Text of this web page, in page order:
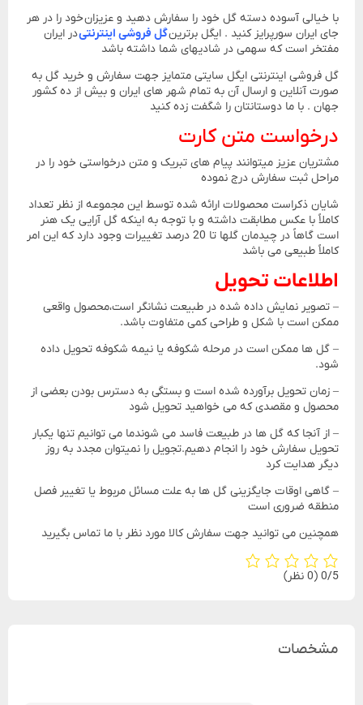
با خیالی آسوده دسته گل خود را سفارش دهید و عزیزان خود را در هر
جای ایران سورپرایز کنید . ایگل برترینگل فروشی اینترنتیدر ایران
مفتخر است که سهمی در شادیهای شما داشته باشد
گل فروشی اینترنتی ایگل سایتی متمایز جهت سفارش و خرید گل به
صورت آنلاین و ارسال آن به تمام شهر های ایران و بیش از ده کشور
جهان . با ما دوستانتان را شگفت زده کنید
درخواست متن کارت
مشتریان عزیز میتوانند پیام های تبریک و متن درخواستی خود را در
مراحل ثبت سفارش درج نموده
شایان ذکراست محصولات ارائه شده توسط این مجموعه از نظر تعداد
کاملاً با عکس مطابقت داشته و با توجه به اینکه گل آرایی یک هنر
است گاهاً در چیدمان گلها تا 20 درصد تغییرات وجود دارد که این امر
کاملاً طبیعی می باشد
اطلاعات تحویل
– تصویر نمایش داده شده در طبیعت نشانگر است،محصول واقعی
ممکن است با شکل و طراحی کمی متفاوت باشد.
– گل ها ممکن است در مرحله شکوفه یا نیمه شکوفه تحویل داده
شود.
– زمان تحویل برآورده شده است و بستگی به دسترس بودن بعضی از
محصول و مقصدی که می خواهید تحویل شود
– از آنجا که گل ها در طبیعت فاسد می شوندما می توانیم تنها یکبار
تحویل سفارش خود را انجام دهیم.تجویل را نمیتوان مجدد به روز
دیگر هدایت کرد
– گاهی اوقات جایگزینی گل ها به علت مسائل مربوط یا تغییر فصل
منطقه ضروری است
همچنین می توانید جهت سفارش کالا مورد نظر با ما تماس بگیرید
‫0/5 ‫(0 نظر)
مشخصات